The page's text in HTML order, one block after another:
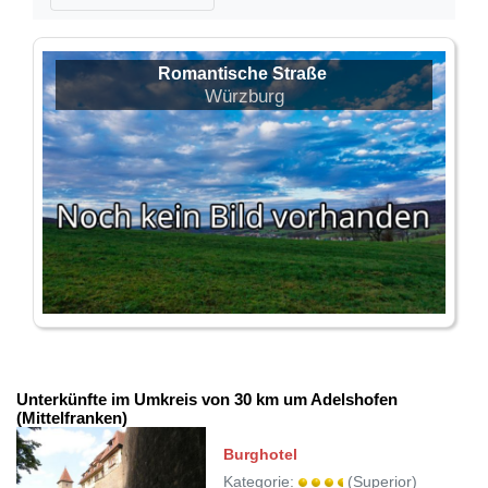
Romantische Straße
Würzburg
Unterkünfte im Umkreis von 30 km um Adelshofen
(Mittelfranken)
Burghotel
Kategorie: (Superior)